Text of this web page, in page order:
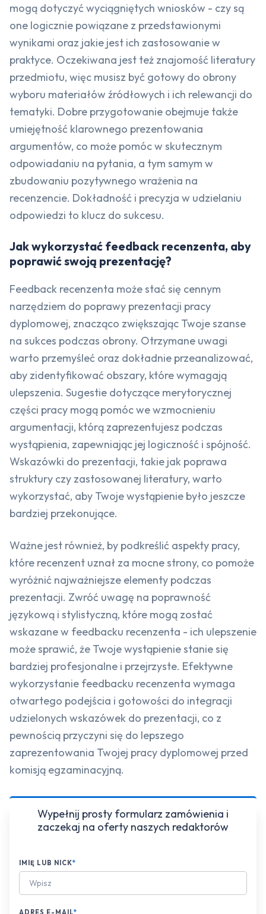
mogą dotyczyć wyciągniętych wniosków - czy są
one logicznie powiązane z przedstawionymi
wynikami oraz jakie jest ich zastosowanie w
praktyce. Oczekiwana jest też znajomość literatury
przedmiotu, więc musisz być gotowy do obrony
wyboru materiałów źródłowych i ich relewancji do
tematyki. Dobre przygotowanie obejmuje także
umiejętność klarownego prezentowania
argumentów, co może pomóc w skutecznym
odpowiadaniu na pytania, a tym samym w
zbudowaniu pozytywnego wrażenia na
recenzencie. Dokładność i precyzja w udzielaniu
odpowiedzi to klucz do sukcesu.
Jak wykorzystać feedback recenzenta, aby
poprawić swoją prezentację?
Feedback recenzenta może stać się cennym
narzędziem do poprawy prezentacji pracy
dyplomowej, znacząco zwiększając Twoje szanse
na sukces podczas obrony. Otrzymane uwagi
warto przemyśleć oraz dokładnie przeanalizować,
aby zidentyfikować obszary, które wymagają
ulepszenia. Sugestie dotyczące merytorycznej
części pracy mogą pomóc we wzmocnieniu
argumentacji, którą zaprezentujesz podczas
wystąpienia, zapewniając jej logiczność i spójność.
Wskazówki do prezentacji, takie jak poprawa
struktury czy zastosowanej literatury, warto
wykorzystać, aby Twoje wystąpienie było jeszcze
bardziej przekonujące.
Ważne jest również, by podkreślić aspekty pracy,
które recenzent uznał za mocne strony, co pomoże
wyróżnić najważniejsze elementy podczas
prezentacji. Zwróć uwagę na poprawność
językową i stylistyczną, które mogą zostać
wskazane w feedbacku recenzenta - ich ulepszenie
może sprawić, że Twoje wystąpienie stanie się
bardziej profesjonalne i przejrzyste. Efektywne
wykorzystanie feedbacku recenzenta wymaga
otwartego podejścia i gotowości do integracji
udzielonych wskazówek do prezentacji, co z
pewnością przyczyni się do lepszego
zaprezentowania Twojej pracy dyplomowej przed
komisją egzaminacyjną.
Wypełnij prosty formularz zamówienia i
zaczekaj na oferty naszych redaktorów
IMIĘ LUB NICK*
ADRES E-MAIL*